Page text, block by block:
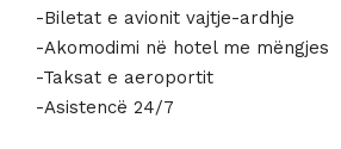
-Biletat e avionit vajtje-ardhje
-Akomodimi në hotel me mëngjes
-Taksat e aeroportit
-Asistencë 24/7